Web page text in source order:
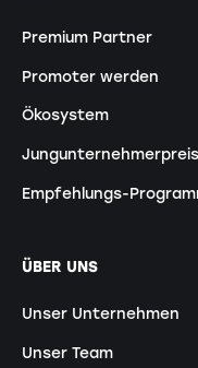
Premium Partner
Promoter werden
Ökosystem
Empfehlungs-
ÜBER UNS
Unser Unternehmen
Unser Team